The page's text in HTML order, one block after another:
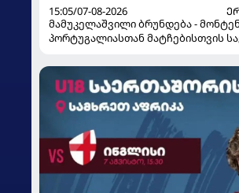
15:05/07-08-2026
მამუკელაშვილი ბრუნდება -
პორტუგალიასთან მატჩებისთვის